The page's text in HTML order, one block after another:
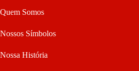
Quem Somos
Nossos Símbolos
Nossa História